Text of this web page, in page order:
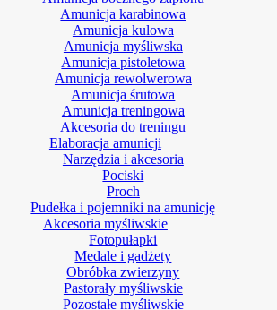
Amunicja karabinowa
Amunicja kulowa
Amunicja myśliwska
Amunicja pistoletowa
Amunicja rewolwerowa
Amunicja śrutowa
Amunicja treningowa
Akcesoria do treningu
Elaboracja amunicji
Narzędzia i akcesoria
Pociski
Proch
Pudełka i pojemniki na amunicję
Akcesoria myśliwskie
Fotopułapki
Medale i gadżety
Obróbka zwierzyny
Pastorały myśliwskie
Pozostałe myśliwskie